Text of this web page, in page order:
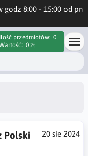
8:00 - 15:00 od pn
Ilość przedmiotów: 0
0 zł
20 sie 2024
Polski